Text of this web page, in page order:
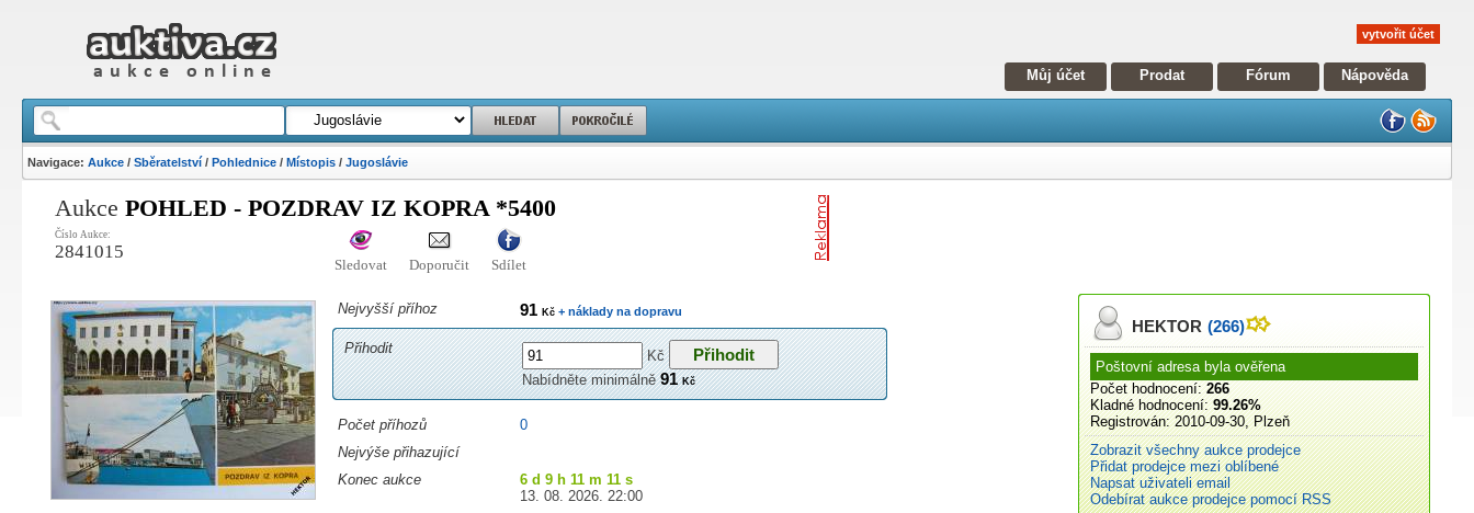
vytvořit účet
Můj účet Prodat Fórum Nápověda
Navigace:Aukce /Sběratelství /Pohlednice /Místopis /Jugoslávie
AukcePOHLED - POZDRAV IZ KOPRA *5400
Číslo Aukce:
2841015
Sledovat Doporučit Sdílet
Nejvyšší příhoz 91Kč + náklady na dopravu
Přihodit
Kč
Nabídněte minimálně91Kč
Počet příhozů
0
Nejvýše přihazující
Konec aukce
6 d 9 h 11 m 11 s
13. 08. 2026. 22:00
HEKTOR (266)
Poštovní adresa byla ověřena
Počet hodnocení: 266
Kladné hodnocení: 99.26%
Registrován: 2010-09-30, Plzeň
Zobrazit všechny aukce prodejce
Přidat prodejce mezi oblíbené
Napsat uživateli email
Odebírat aukce prodejce pomocí RSS